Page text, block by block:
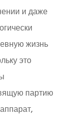
и даже
жизнь
это
партию